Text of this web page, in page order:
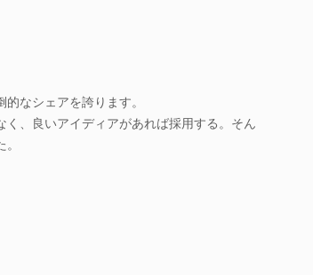
なシェアを誇ります。
、良いアイディアがあれば採用する。そん